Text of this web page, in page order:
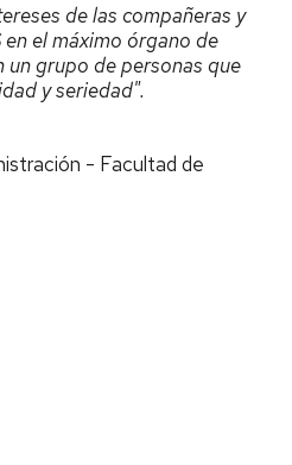
de las compañeras y
el máximo órgano de
un grupo de personas que
y seriedad".
- Facultad de